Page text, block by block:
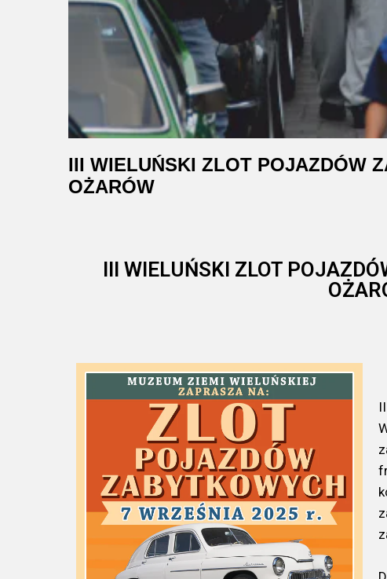
III WIELUŃSKI ZLOT POJAZDÓW
OŻARÓW
III WIELUŃSKI ZLOT